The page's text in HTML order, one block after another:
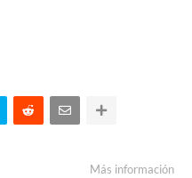
Más información